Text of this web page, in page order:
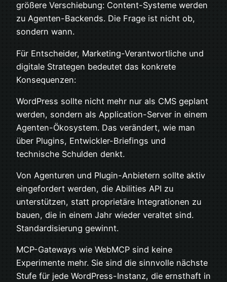
größere Verschiebung: Content-Systeme werden
zu Agenten-Backends. Die Frage ist nicht ob,
sondern wann.
Für Entscheider, Marketing-Verantwortliche und
digitale Strategen bedeutet das konkrete
Konsequenzen:
WordPress sollte nicht mehr nur als CMS geplant
werden, sondern als Application-Server in einem
Agenten-Ökosystem. Das verändert, wie man
über Plugins, Entwickler-Briefings und
technische Schulden denkt.
Von Agenturen und Plugin-Anbietern sollte aktiv
eingefordert werden, die Abilities API zu
unterstützen, statt proprietäre Integrationen zu
bauen, die in einem Jahr wieder veraltet sind.
Standardisierung gewinnt.
MCP-Gateways wie WebMCP sind keine
Experimente mehr. Sie sind die sinnvolle nächste
Stufe für jede WordPress-Instanz, die ernsthaft in